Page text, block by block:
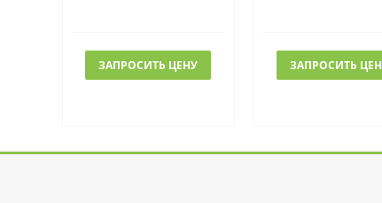
ЗАПРОСИТЬ ЦЕНУ ЗАПРОСИТЬ